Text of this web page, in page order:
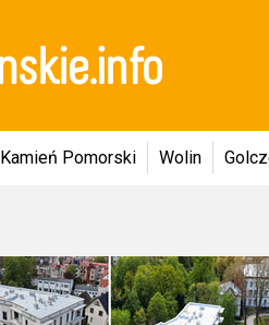
Kamień Pomorski Wolin